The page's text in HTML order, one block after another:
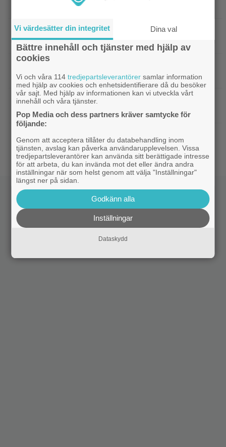
Bergqvists mest sågade film
TV-tips|Ikväll på tv: Storslaget fantasy-äventyr
från 2015 blev en dyr flopp
Kushner nu – ”blodbad” väntar
Bioaktuellt |Biopremiär för Jackie Chans nya
actionrökare – och snart filmas uppföljaren
Skräck
Filmpostern var för läskig – Warner Bros
får skäll
Vi värdesätter din integritet Dina val
Bättre innehåll och tjänster med hjälp av
cookies
Vi och våra 114tredjepartsleverantörer samlar information
med hjälp av cookies och enhetsidentifierare då du besöker
vår sajt. Med hjälp av informationen kan vi utveckla vårt
innehåll och våra tjänster.
Pop Media och dess partners kräver samtycke för
följande:
Genom att acceptera tillåter du databehandling inom
tjänsten, avslag kan påverka användarupplevelsen. Vissa
tredjepartsleverantörer kan använda sitt berättigade intresse
för att arbeta, du kan invända mot det eller ändra andra
inställningar när som helst genom att välja "Inställningar"
längst ner på sidan.
Godkänn alla
Inställningar
Dataskydd